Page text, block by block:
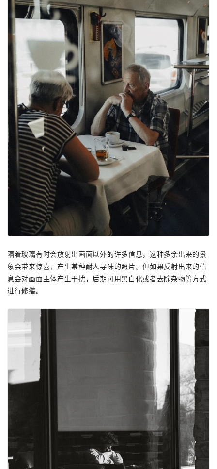
隔着玻璃有时会放射出画面以外的许多信息，这种多余出来的景
象会带来惊喜，产生某种耐人寻味的照片。但如果反射出来的信
息会对画面主体产生干扰，后期可用黑白化或者去除杂物等方式
进行修缮。